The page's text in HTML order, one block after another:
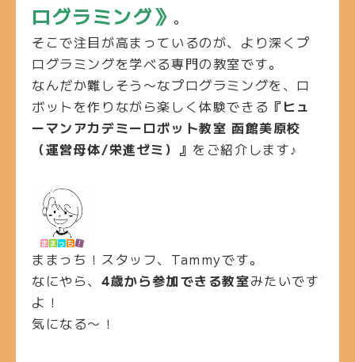
ログラミング》 。
そこで注目が高まっているのが、より深くプ
ログラミングを学べる専門の教室です。
なんだか難しそう〜なプログラミングを、ロ
ボットを作りながら楽しく体験できる 『ヒュ
ーマンアカデミーロボット教室 函館美原校
（運営母体/栄進ゼミ）』 をご紹介します♪
ままっち！スタッフ、Tammyです。
なにやら、 4歳から参加できる教室みたいです
よ！
気になる〜！